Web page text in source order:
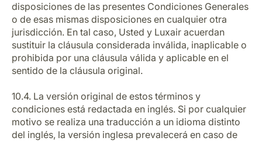
disposiciones de las presentes Condiciones Generales
o de esas mismas disposiciones en cualquier otra
jurisdicción. En tal caso, Usted y Luxair acuerdan
sustituir la cláusula considerada inválida, inaplicable o
prohibida por una cláusula válida y aplicable en el
sentido de la cláusula original.
10.4. La versión original de estos términos y
condiciones está redactada en inglés. Si por cualquier
motivo se realiza una traducción a un idioma distinto
del inglés, la versión inglesa prevalecerá en caso de